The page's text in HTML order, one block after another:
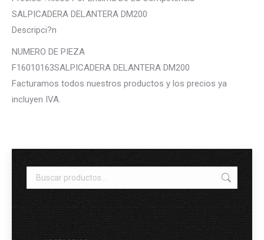
SALPICADERA DELANTERA DM200
Descripci?n
NUMERO DE PIEZA
F16010163SALPICADERA DELANTERA DM200
Facturamos todos nuestros productos y los precios ya
incluyen IVA.